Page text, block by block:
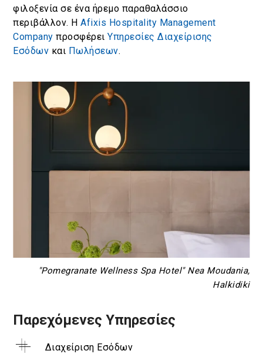
φιλοξενία σε ένα ήρεμο παραθαλάσσιο
περιβάλλον. ΗAfixis Hospitality Management
Company προσφέρειΥπηρεσίες Διαχείρισης
Εσόδων και Πωλήσεων.
"Pomegranate Wellness Spa Hotel" Nea Moudania,
Halkidiki
Παρεχόμενες Υπηρεσίες
Διαχείριση Εσόδων